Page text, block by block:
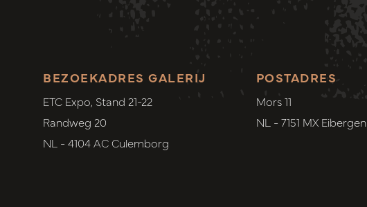
POSTADRES
Mors 11
NL - 7151 MX Eibergen
BEZOEKADRES GALERIJ
ETC Expo, Stand 21-22
Randweg 20
NL - 4104 AC Culemborg